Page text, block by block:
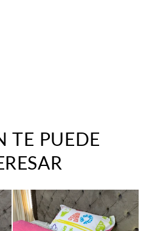
TE PUEDE